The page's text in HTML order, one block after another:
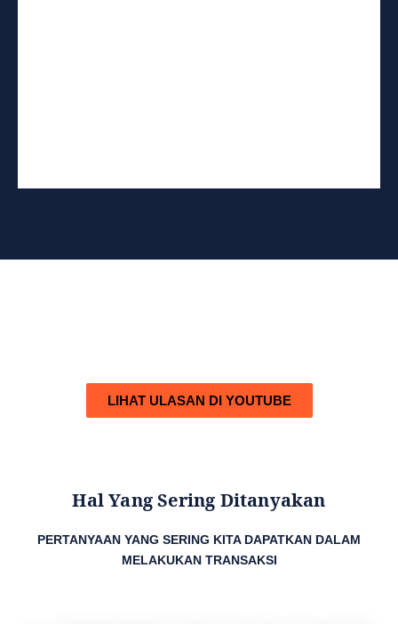
LIHAT ULASAN DI YOUTUBE
Hal Yang Sering Ditanyakan
PERTANYAAN YANG SERING KITA DAPATKAN DALAM
MELAKUKAN TRANSAKSI